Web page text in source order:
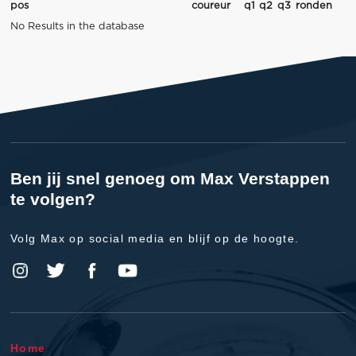
pos coureur q1 q2 q3 ronden
No Results in the database
Ben jij snel genoeg om Max Verstappen
te volgen?
Volg Max op social media en blijf op de hoogte.
Home